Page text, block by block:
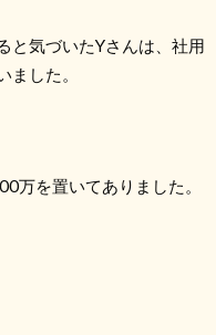
と気づいたYさんは、社用
ました。
万を置いてありました。